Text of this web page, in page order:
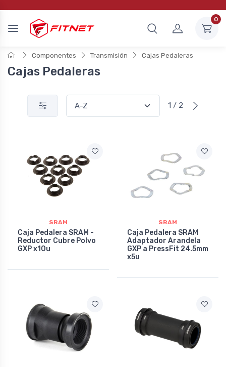
0
Componentes Transmisión Cajas Pedaleras
Cajas Pedaleras
1 / 2
SRAM
Caja Pedalera SRAM -
Reductor Cubre Polvo
GXP x10u
SRAM
Caja Pedalera SRAM
Adaptador Arandela
GXP a PressFit 24.5mm
x5u